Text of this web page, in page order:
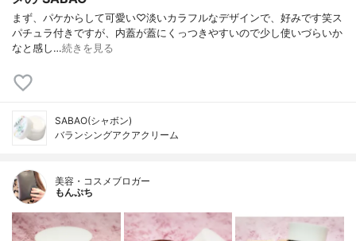
まず、パケからして可愛い♡淡いカラフルなデザインで、好みです笑ス
パチュラ付きですが、内蓋が蓋にくっつきやすいので少し使いづらいか
なと感し…続きを見る
SABAO(シャボン)
バランシングアクアクリーム
美容・コスメブロガー
もんぷち